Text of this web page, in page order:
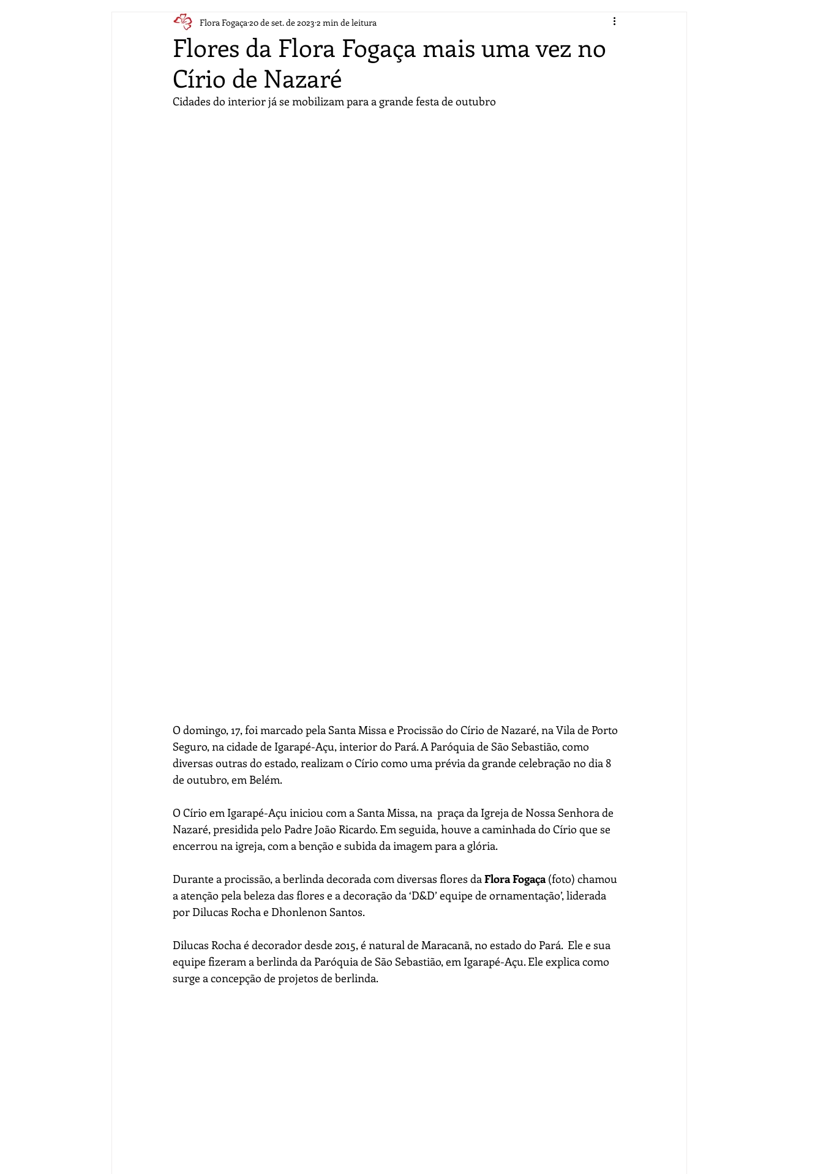
Flores da Flora Fogaça mais uma vez no
Círio de Nazaré
Flora Fogaça 20 de set. de 2023 2 min de leitura
Cidades do interior já se mobilizam para a grande festa de outubro
O domingo, 17, foi marcado pela Santa Missa e Procissão do Círio de Nazaré, na Vila de Porto
Seguro, na cidade de Igarapé-Açu, interior do Pará. A Paróquia de São Sebastião, como
diversas outras do estado, realizam o Círio como uma prévia da grande celebração no dia 8
de outubro, em Belém.
O Círio em Igarapé-Açu iniciou com a Santa Missa, na  praça da Igreja de Nossa Senhora de
Nazaré, presidida pelo Padre João Ricardo. Em seguida, houve a caminhada do Círio que se
encerrou na igreja, com a benção e subida da imagem para a glória.
Durante a procissão, a berlinda decorada com diversas flores da Flora Fogaça (foto) chamou
a atenção pela beleza das flores e a decoração da ‘D&D’ equipe de ornamentação’, liderada
por Dilucas Rocha e Dhonlenon Santos.
Dilucas Rocha é decorador desde 2015, é natural de Maracanã, no estado do Pará.  Ele e sua
equipe fizeram a berlinda da Paróquia de São Sebastião, em Igarapé-Açu. Ele explica como
surge a concepção de projetos de berlinda.